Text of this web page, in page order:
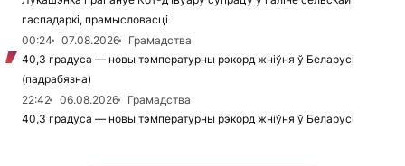
гаспадаркі, прамысловасці
00:24
07.08.2026
Грамадства
40,3 градуса — новы тэмпературны рэкорд жніўня ў Беларусі
(падрабязна)
22:42
06.08.2026
Грамадства
40,3 градуса — новы тэмпературны рэкорд жніўня ў Беларусі